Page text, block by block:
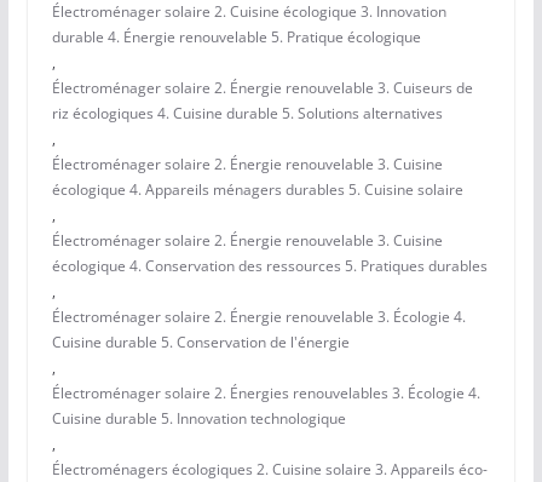
Électroménager solaire 2. Cuisine écologique 3. Innovation
durable 4. Énergie renouvelable 5. Pratique écologique
,
Électroménager solaire 2. Énergie renouvelable 3. Cuiseurs de
riz écologiques 4. Cuisine durable 5. Solutions alternatives
,
Électroménager solaire 2. Énergie renouvelable 3. Cuisine
écologique 4. Appareils ménagers durables 5. Cuisine solaire
,
Électroménager solaire 2. Énergie renouvelable 3. Cuisine
écologique 4. Conservation des ressources 5. Pratiques durables
,
Électroménager solaire 2. Énergie renouvelable 3. Écologie 4.
Cuisine durable 5. Conservation de l'énergie
,
Électroménager solaire 2. Énergies renouvelables 3. Écologie 4.
Cuisine durable 5. Innovation technologique
,
Électroménagers écologiques 2. Cuisine solaire 3. Appareils éco-